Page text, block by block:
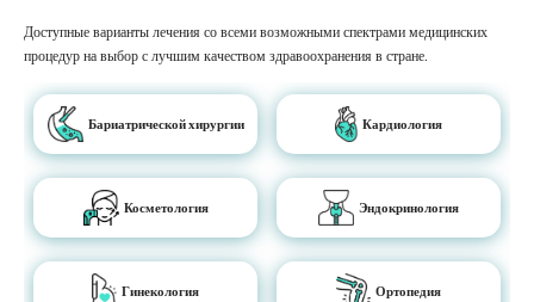
Доступные варианты лечения со всеми возможными спектрами медицинских
процедур на выбор с лучшим качеством здравоохранения в стране.
Бариатрической хирургии Кардиология
Косметология Эндокринология
Гинекология Ортопедия